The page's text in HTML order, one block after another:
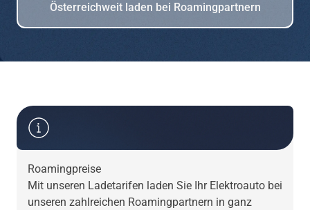
Österreichweit laden bei Roamingpartnern
Roamingpreise
Mit unseren Ladetarifen laden Sie Ihr Elektroauto bei
unseren zahlreichen Roamingpartnern in ganz